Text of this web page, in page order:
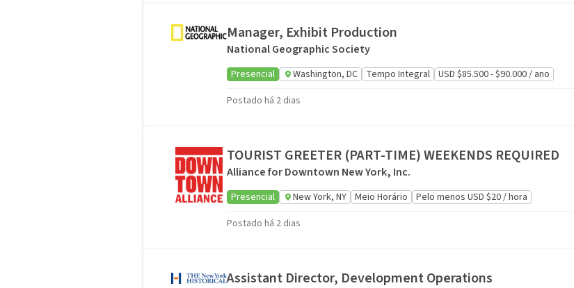
Manager, Exhibit Production
National Geographic Society
Presencial Washington, DC Tempo Integral
USD $85.500 - $90.000 / ano
Postado há 2 dias
TOURIST GREETER (PART-TIME) WEEKENDS REQUIRED
Alliance for Downtown New York, Inc.
Presencial New York, NY Meio Horário
Pelo menos USD $20 / hora
Postado há 2 dias
Assistant Director, Development Operations